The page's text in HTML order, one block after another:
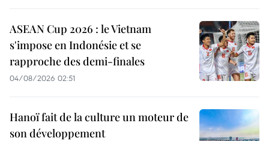
ASEAN Cup 2026 : le Vietnam
s'impose en Indonésie et se
rapproche des demi-finales
04/08/2026 02:51
Hanoï fait de la culture un moteur de
son développement